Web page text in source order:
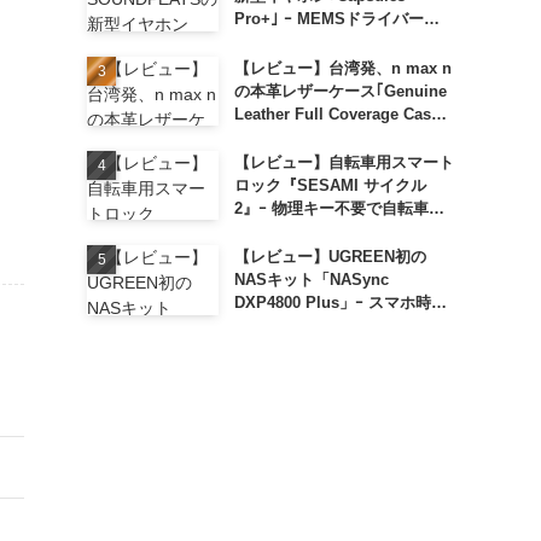
Pro+｣ ｰ MEMSドライバー搭
【レビュー】台湾発、n max n
の本革レザーケース｢Genuine
Leather Full Coverage Case
【レビュー】自転車用スマート
ロック『SESAMI サイクル
2』ｰ 物理キー不要で自転車の
【レビュー】UGREEN初の
NASキット「NASync
DXP4800 Plus」ｰ スマホ時代